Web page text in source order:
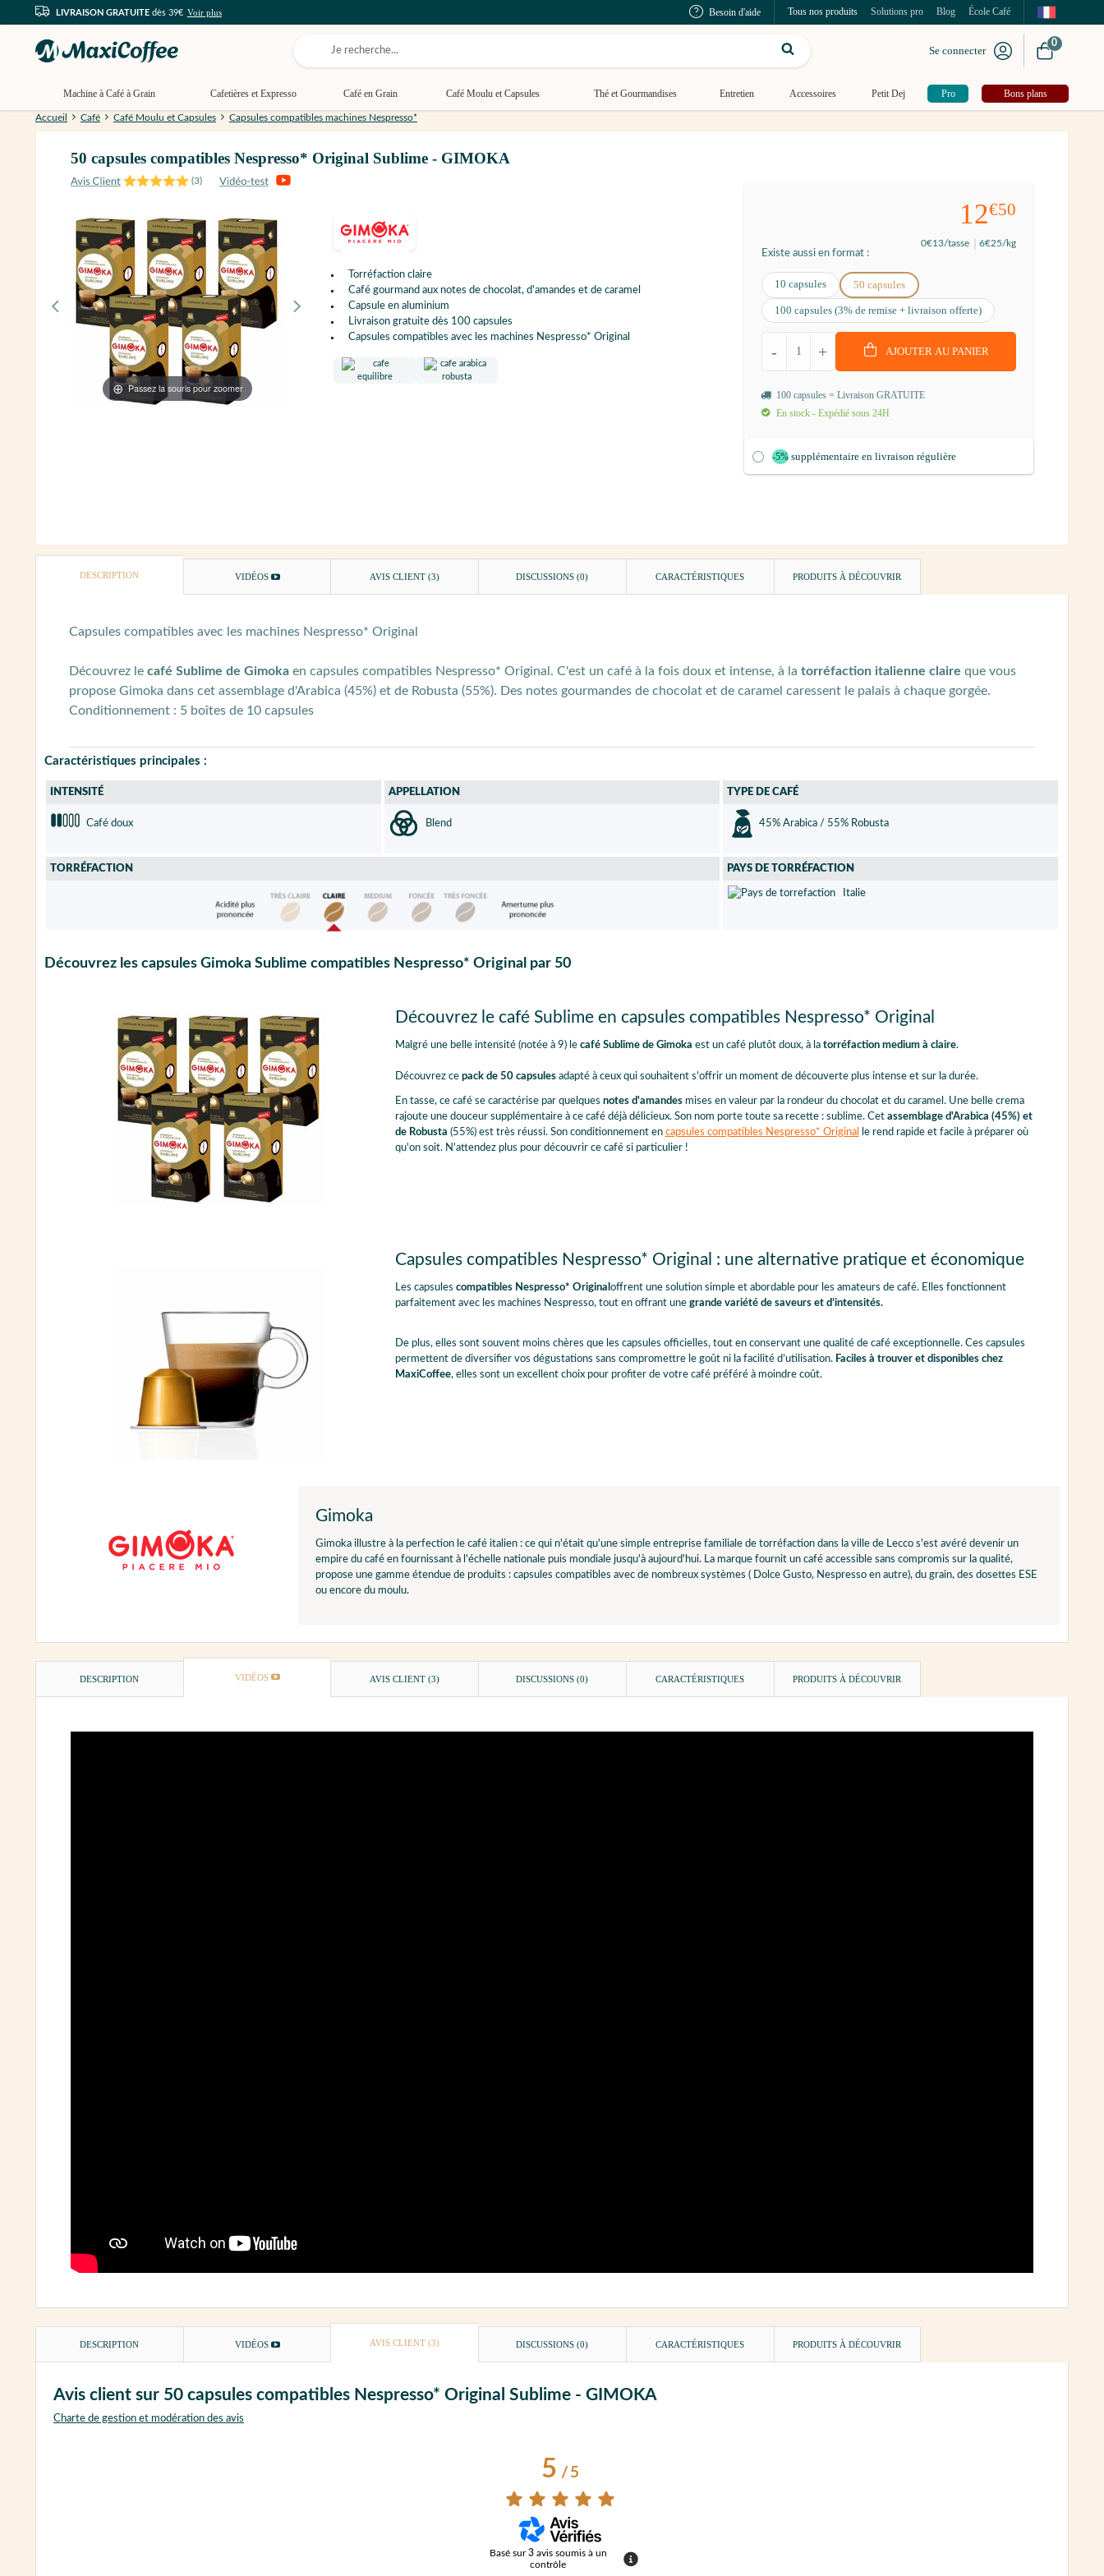
LIVRAISON GRATUITE dès 39€ Voir plus Besoin d'aide Tous nos produits Solutions pro Blog École Café
Se connecter
0
Machine à Café à Grain Cafetières et Expresso Café en Grain Café Moulu et Capsules Thé et Gourmandises Entretien Accessoires Petit Dej Pro Bons plans
Accueil Café Café Moulu et Capsules Capsules compatibles machines Nespresso*
50 capsules compatibles Nespresso* Original Sublime - GIMOKA
(3)
Passez la souris pour zoomer
Torréfaction claire
Café gourmand aux notes de chocolat, d'amandes et de caramel
Capsule en aluminium
Livraison gratuite dès 100 capsules
Capsules compatibles avec les machines Nespresso* Original
12€50
0€13/tasse 6€25/kg
Existe aussi en format :
10 capsules 50 capsules
100 capsules (3% de remise + livraison offerte)
+
- AJOUTER AU PANIER
100 capsules = Livraison GRATUITE
En stock - Expédié sous 24H
-5% supplémentaire en livraison régulière
DESCRIPTION VIDÉOS AVIS CLIENT(3) DISCUSSIONS (0) CARACTÉRISTIQUES PRODUITS À DÉCOUVRIR
Capsules compatibles avec les machines Nespresso* Original
Découvrez le café Sublime de Gimoka en capsules compatibles Nespresso* Original. C'est un café à la fois doux et intense, à la torréfaction italienne claire que vous
propose Gimoka dans cet assemblage d'Arabica (45%) et de Robusta (55%). Des notes gourmandes de chocolat et de caramel caressent le palais à chaque gorgée.
Conditionnement : 5 boîtes de 10 capsules
Caractéristiques principales :
INTENSITÉ
Café doux
APPELLATION
Blend
TYPE DE CAFÉ
45% Arabica / 55% Robusta
TORRÉFACTION PAYS DE TORRÉFACTION
Italie
Découvrez les capsules Gimoka Sublime compatibles Nespresso* Original par 50
Découvrez le café Sublime en capsules compatibles Nespresso* Original
Malgré une belle intensité (notée à 9) le café Sublime de Gimoka est un café plutôt doux, à la torréfaction medium à claire.
Découvrez ce pack de 50 capsulesadapté à ceux qui souhaitent s'offrir un moment de découverte plus intense et sur la durée.
En tasse, ce café se caractérise par quelques notes d'amandesmises en valeur par la rondeur du chocolat et du caramel. Une belle crema
rajoute une douceur supplémentaire à ce café déjà délicieux. Son nom porte toute sa recette : sublime. Cet assemblage d'Arabica (45%) et
de Robusta (55%) est très réussi. Son conditionnement en capsules compatibles Nespresso* Original
le rend rapide et facile à préparer où
qu'on soit. N'attendez plus pour découvrir ce café si particulier !
Capsules compatibles Nespresso* Original : une alternative pratique et économique
Les capsules compatibles Nespresso* Original offrent une solution simple et abordable pour les amateurs de café. Elles fonctionnent
parfaitement avec les machines Nespresso, tout en offrant une grande variété de saveurs et d’intensités.
De plus, elles sont souvent moins chères que les capsules officielles, tout en conservant une qualité de café exceptionnelle. Ces capsules
permettent de diversifier vos dégustations sans compromettre le goût ni la facilité d’utilisation. Faciles à trouver et disponibles chez
MaxiCoffee, elles sont un excellent choix pour profiter de votre café préféré à moindre coût.
Gimoka
Gimoka illustre à la perfection le café italien : ce qui n'était qu'une simple entreprise familiale de torréfaction dans la ville de Lecco s'est avéré devenir un
empire du café en fournissant à l'échelle nationale puis mondiale jusqu'à aujourd'hui. La marque fournit un café accessible sans compromis sur la qualité,
propose une gamme étendue de produits : capsules compatibles avec de nombreux systèmes ( Dolce Gusto, Nespresso en autre), du grain, des dosettes ESE
ou encore du moulu.
DESCRIPTION VIDÉOS AVIS CLIENT(3) DISCUSSIONS (0) CARACTÉRISTIQUES PRODUITS À DÉCOUVRIR
DESCRIPTION VIDÉOS AVIS CLIENT(3) DISCUSSIONS (0) CARACTÉRISTIQUES PRODUITS À DÉCOUVRIR
Avis client sur 50 capsules compatibles Nespresso* Original Sublime - GIMOKA
Charte de gestion et modération des avis
5/ 5
Basé sur3 avis soumis à un
contrôle